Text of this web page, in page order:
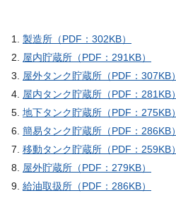
製造所（PDF：302KB）
屋内貯蔵所（PDF：291KB）
屋外タンク貯蔵所（PDF：307KB）
屋内タンク貯蔵所（PDF：281KB）
地下タンク貯蔵所（PDF：275KB）
簡易タンク貯蔵所（PDF：286KB）
移動タンク貯蔵所（PDF：259KB）
屋外貯蔵所（PDF：279KB）
給油取扱所（PDF：286KB）